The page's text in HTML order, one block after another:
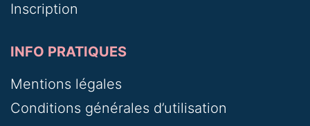
Inscription
INFO PRATIQUES
Mentions légales
Conditions générales d’utilisation